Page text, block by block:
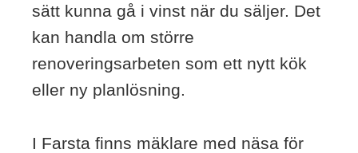
sätt kunna gå i vinst när du säljer. Det
kan handla om större
renoveringsarbeten som ett nytt kök
eller ny planlösning.
I Farsta finns mäklare med näsa för